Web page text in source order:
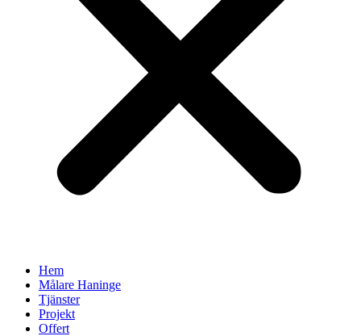
Hem
Målare Haninge
Tjänster
Projekt
Offert